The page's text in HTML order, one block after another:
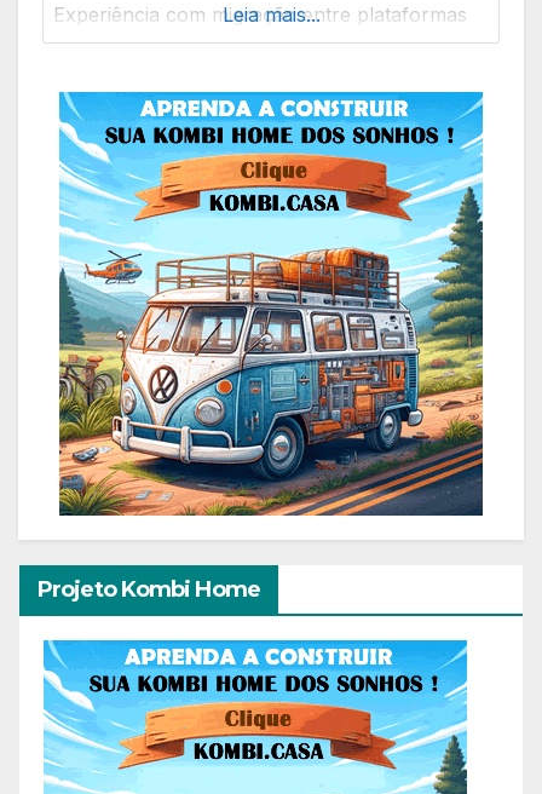
Experiência com migração entre plataformas
Cloud; Inglês avançado para atuação em
projeto global; Imprescindível possuir base em
Curitiba.
Leia mais...
Projeto Kombi Home